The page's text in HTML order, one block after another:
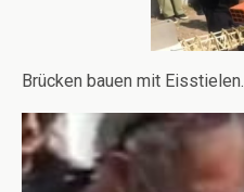
Brücken bauen mit Eisstielen.
Video-
Player